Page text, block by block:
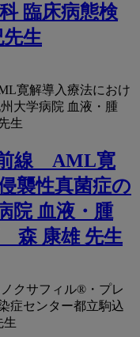
臨床病態検
生
前線 AML寛
襲性真菌症の
院 血液・腫
森 康雄 先生